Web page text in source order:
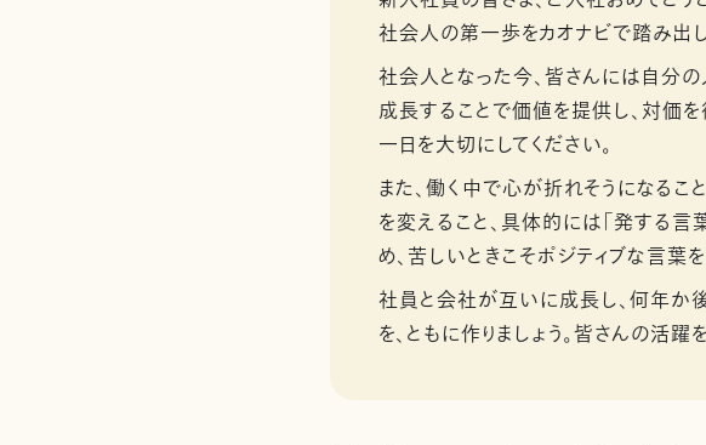
社会人の第一歩をカオナビで踏み出
社会人となった今、皆さんには自分
成長することで価値を提供し、対価
一日を大切にしてください。
また、働く中で心が折れそうになるこ
を変えること、具体的には「発する言
め、苦しいときこそポジティブな言葉
社員と会社が互いに成長し、何年か
を、ともに作りましょう。皆さんの活躍